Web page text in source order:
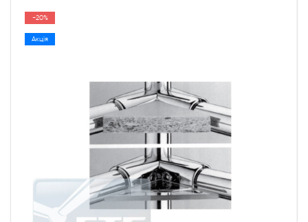
-20%
Акція